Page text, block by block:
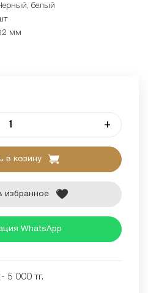
белый
мм
+
в козину
избранное
WhatsApp
5 000 тг.